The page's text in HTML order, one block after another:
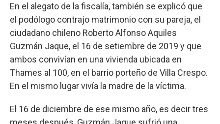
En el alegato de la fiscalía, también se explicó que
el podólogo contrajo matrimonio con su pareja, el
ciudadano chileno Roberto Alfonso Aquiles
Guzmán Jaque, el 16 de setiembre de 2019 y que
ambos convivían en una vivienda ubicada en
Thames al 100, en el barrio porteño de Villa Crespo.
En el mismo lugar vivía la madre de la víctima.
El 16 de diciembre de ese mismo año, es decir tres